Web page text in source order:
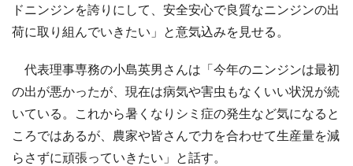
ドニンジンを誇りにして、安全安心で良質なニンジンの出
荷に取り組んでいきたい」と意気込みを見せる。
代表理事専務の小島英男さんは「今年のニンジンは最初
の出が悪かったが、現在は病気や害虫もなくいい状況が続
いている。これから暑くなりシミ症の発生など気になると
ころではあるが、農家や皆さんで力を合わせて生産量を減
らさずに頑張っていきたい」と話す。